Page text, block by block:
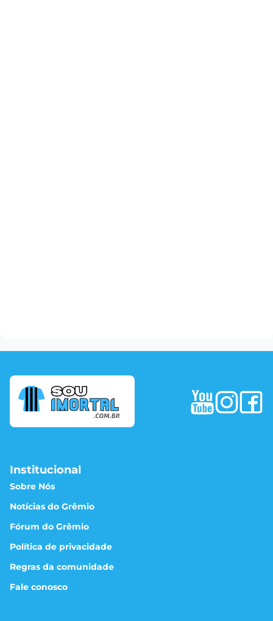
Institucional
Sobre Nós
Notícias do Grêmio
Fórum do Grêmio
Política de privacidade
Regras da comunidade
Fale conosco